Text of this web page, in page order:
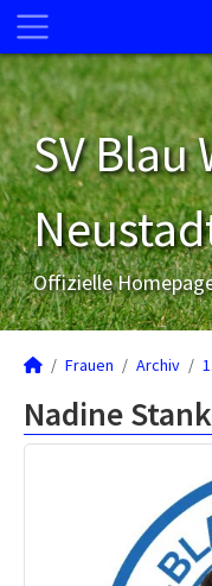
SV Blau
Offizielle
Frauen Archiv
Nadine